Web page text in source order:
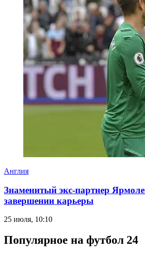
Англия
Знаменитый экс-партнер
завершении карьеры
25 июля, 10:10
Популярное на футбол 24